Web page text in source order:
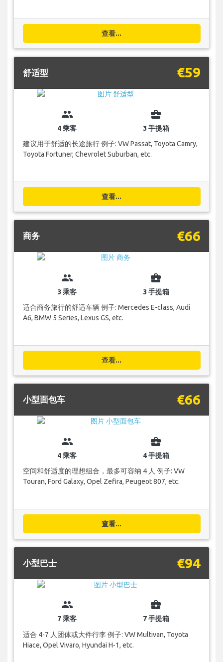
查看...
舒适型 €59
group
4 乘客
business_center
3 手提箱
建议用于舒适的长途旅行 例子: VW Passat, Toyota Camry,
Toyota Fortuner, Chevrolet Suburban, etc.
查看...
商务 €66
group
3 乘客
business_center
3 手提箱
适合商务旅行的舒适车辆 例子: Mercedes E-class, Audi
A6, BMW 5 Series, Lexus GS, etc.
查看...
小型面包车 €66
group
4 乘客
business_center
4 手提箱
空间和舒适度的理想组合，最多可容纳 4 人 例子: VW
Touran, Ford Galaxy, Opel Zefira, Peugeot 807, etc.
查看...
小型巴士 €94
group
7 乘客
business_center
7 手提箱
适合 4-7 人团体或大件行李 例子: VW Multivan, Toyota
Hiace, Opel Vivaro, Hyundai H-1, etc.